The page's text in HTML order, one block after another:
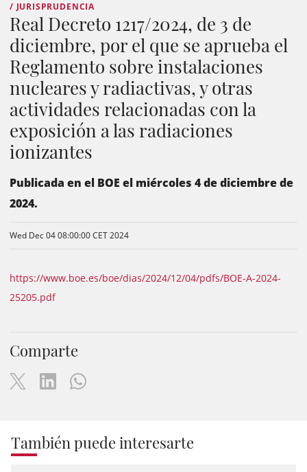
/ JURISPRUDENCIA
Real Decreto 1217/2024, de 3 de
diciembre, por el que se aprueba el
Reglamento sobre instalaciones
nucleares y radiactivas, y otras
actividades relacionadas con la
exposición a las radiaciones
ionizantes
Publicada en el BOE el miércoles 4 de diciembre de
2024.
Wed Dec 04 08:00:00 CET 2024
https://www.boe.es/boe/dias/2024/12/04/pdfs/BOE-A-2024-
25205.pdf
Comparte
También puede interesarte